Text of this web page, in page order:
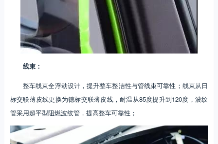
线束：
整车线束全浮动设计，提升整车整洁性与管线束可靠性；线束从日
标交联薄皮线更换为德标交联薄皮线，耐温从85度提升到120度，波纹
管采用超平型阻燃波纹管，提高整车可靠性；